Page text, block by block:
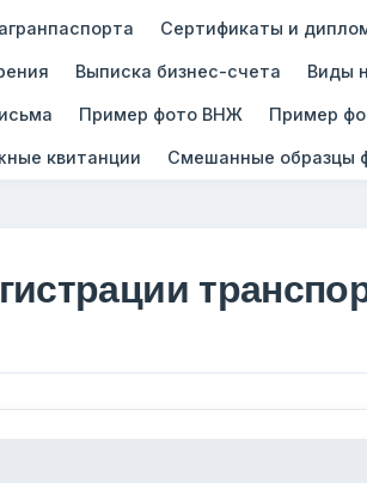
Сертификаты и
Выписка бизнес-счета Виды
Пример фото ВНЖ Пример
квитанции Смешанные образцы